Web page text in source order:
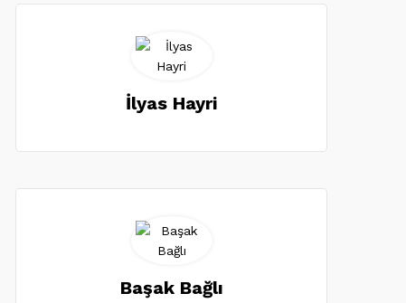
İlyas Hayri
Başak Bağlı